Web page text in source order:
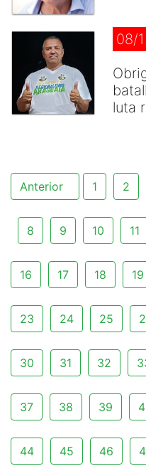
08/
luta
Anterior 1 2
8 9 10 11
16 17 18 19
23 24 25
30 31 32
37 38 39
44 45 46